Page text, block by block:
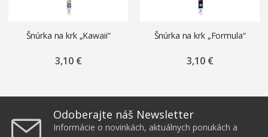
Šnúrka na krk „Kawaii“
3,10 €
Šnúrka na krk „Formula“
3,10 €
Odoberajte náš Newsletter
Informácie o novinkách, aktuálnych ponukách a